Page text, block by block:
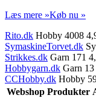
Læs mere »Køb nu »
Rito.dk Hobby 4008
SymaskineTorvet.dk
Strikkes.dk Garn 171
Hobbygarn.dk Garn 13
CCHobby.dk Hobby
Webshop Produkter